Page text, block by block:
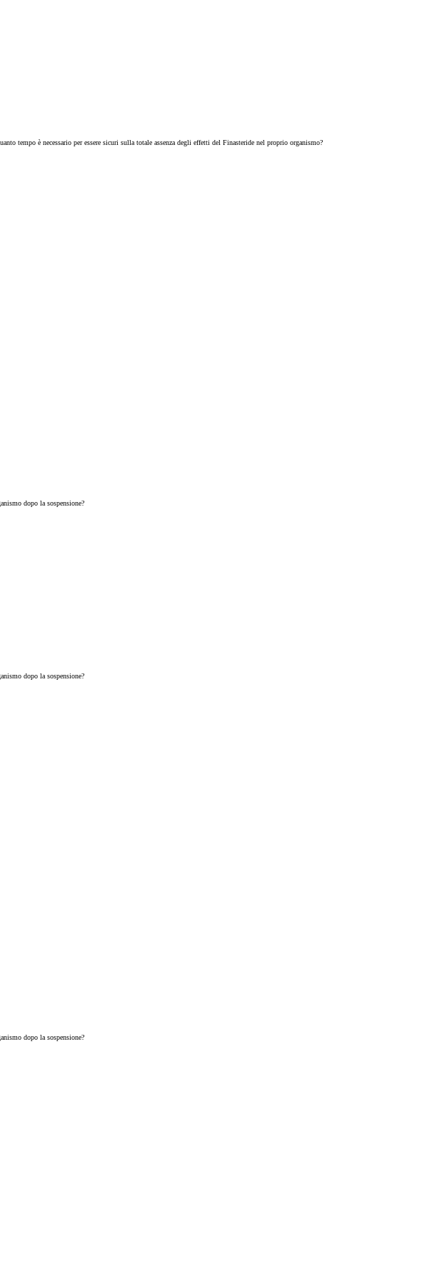
tempo è necessario per essere sicuri sulla totale assenza degli effetti del Finasteride nel proprio organismo?
dopo la sospensione?
dopo la sospensione?
dopo la sospensione?